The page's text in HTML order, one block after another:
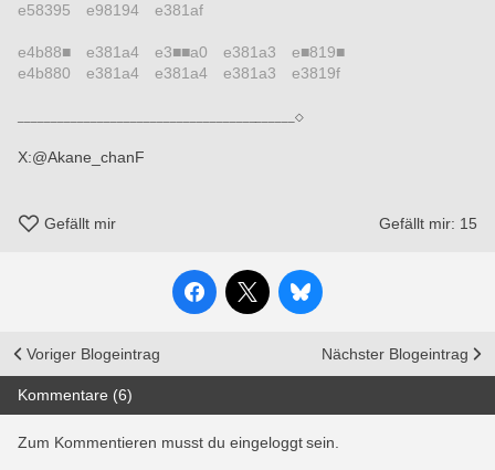
e58395　e98194　e381af
e4b88■　e381a4　e3■■a0　e381a3　e■819■
e4b880　e381a4　e381a4　e381a3　e3819f
__________________________________________◇
X:@Akane_chanF
Gefällt mir Gefällt mir: 15
Voriger Blogeintrag Nächster Blogeintrag
Kommentare (6)
Zum Kommentieren musst du eingeloggt sein.